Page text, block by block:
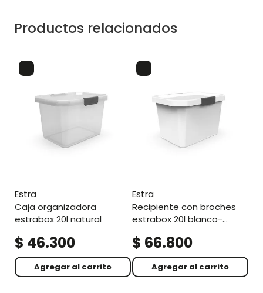
Productos relacionados
estra
caja organizadora
estrabox 20l natural
$ 46.300
Agregar al carrito
estra
recipiente con broches
estrabox 20l blanco-
$ 66.800
Agregar al carrito